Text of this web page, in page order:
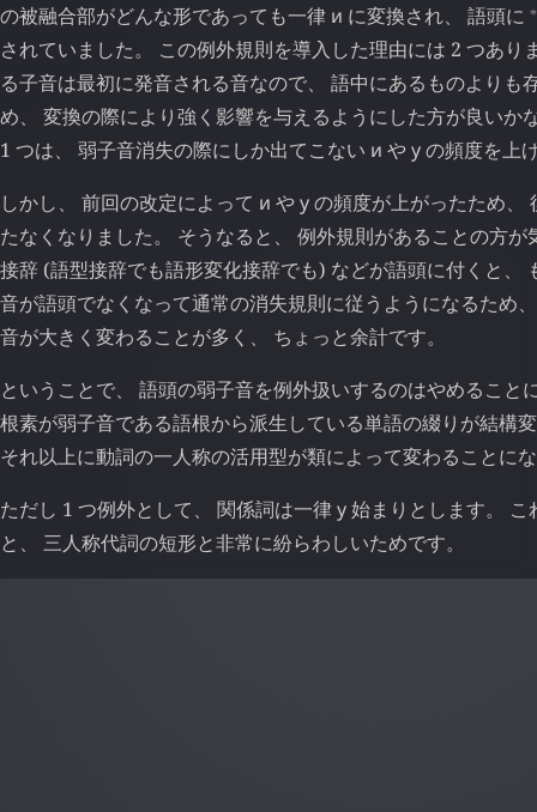
の被融合部がどんな形であっても一律 и に変換され、 語頭に ⁎
されていました。 この例外規則を導入した理由には 2 つあり
る子音は最初に発音される音なので、 語中にあるものよりも
め、 変換の際により強く影響を与えるようにした方が良いか
1 つは、 弱子音消失の際にしか出てこない и やуの頻度を上
しかし、 前回の改定によって и やуの頻度が上がったため、
たなくなりました。 そうなると、 例外規則があることの方
接辞 (語型接辞でも語形変化接辞でも) などが語頭に付くと、
音が語頭でなくなって通常の消失規則に従うようになるため
音が大きく変わることが多く、 ちょっと余計です。
ということで、 語頭の弱子音を例外扱いするのはやめること
根素が弱子音である語根から派生している単語の綴りが結構
それ以上に動詞の一人称の活用型が類によって変わることに
ただし 1 つ例外として、 関係詞は一律у始まりとします。
と、 三人称代詞の短形と非常に紛らわしいためです。